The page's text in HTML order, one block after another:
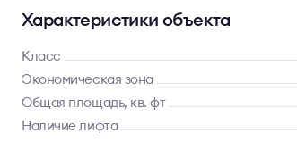
Характеристики объекта
Класс
Экономическая зона
Общая площадь, кв. фт
Наличие лифта